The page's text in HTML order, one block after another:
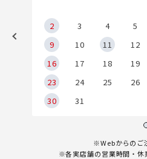
2
3 4 5
9
10 11 12
16
17 18 19
23
24 25 26
30
31
※Webからのご
※各実店舗の営業時間・休